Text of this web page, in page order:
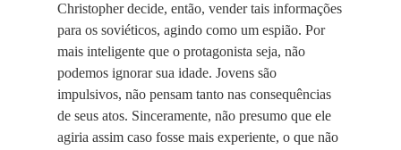
Christopher decide, então, vender tais informações
para os soviéticos, agindo como um espião. Por
mais inteligente que o protagonista seja, não
podemos ignorar sua idade. Jovens são
impulsivos, não pensam tanto nas consequências
de seus atos. Sinceramente, não presumo que ele
agiria assim caso fosse mais experiente, o que não